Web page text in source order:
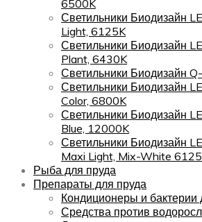
6500K
Светильники Биодизайн
Light, 6125K
Светильники Биодизайн
Plant, 6430K
Светильники Биодизайн
Светильники Биодизайн
Color, 6800K
Светильники Биодизайн
Blue, 12000K
Светильники Биодизайн
Maxi Light, Mix-White
Рыба для пруда
Препараты для пруда
Кондиционеры и бактерии
Средства против